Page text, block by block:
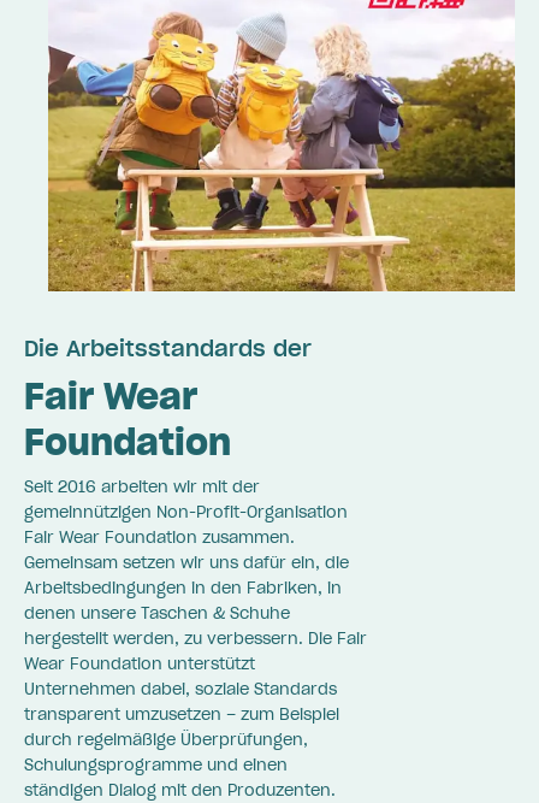
Die Arbeitsstandards der
Fair Wear
Foundation
Seit 2016 arbeiten wir mit der
gemeinnützigen Non-Profit-Organisation
Fair Wear Foundation zusammen.
Gemeinsam setzen wir uns dafür ein, die
Arbeitsbedingungen in den Fabriken, in
denen unsere Taschen & Schuhe
hergestellt werden, zu verbessern. Die Fair
Wear Foundation unterstützt
Unternehmen dabei, soziale Standards
transparent umzusetzen – zum Beispiel
durch regelmäßige Überprüfungen,
Schulungsprogramme und einen
ständigen Dialog mit den Produzenten.